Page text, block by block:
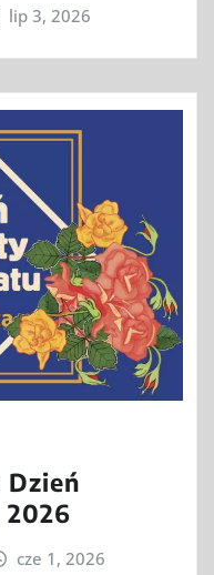
lip 3, 2026
Dzień
cze 1, 2026